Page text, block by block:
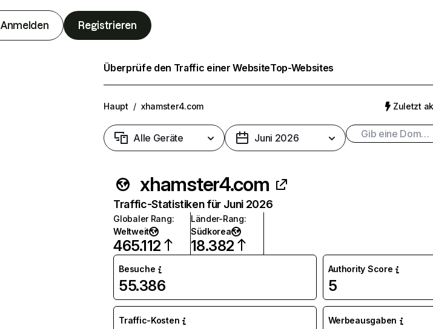
Anmelden Registrieren
Überprüfe den Traffic einer WebsiteTop-Websites
Haupt / xhamster4.com Zuletzt
Alle Geräte Juni 2026
xhamster4.com
Traffic-Statistiken für Juni 2026
Globaler Rang:
Weltweit
465.112
Länder-Rang:
Südkorea
18.382
Besuche
55.386
Authority Score
5
Traffic-Kosten Werbeausgaben